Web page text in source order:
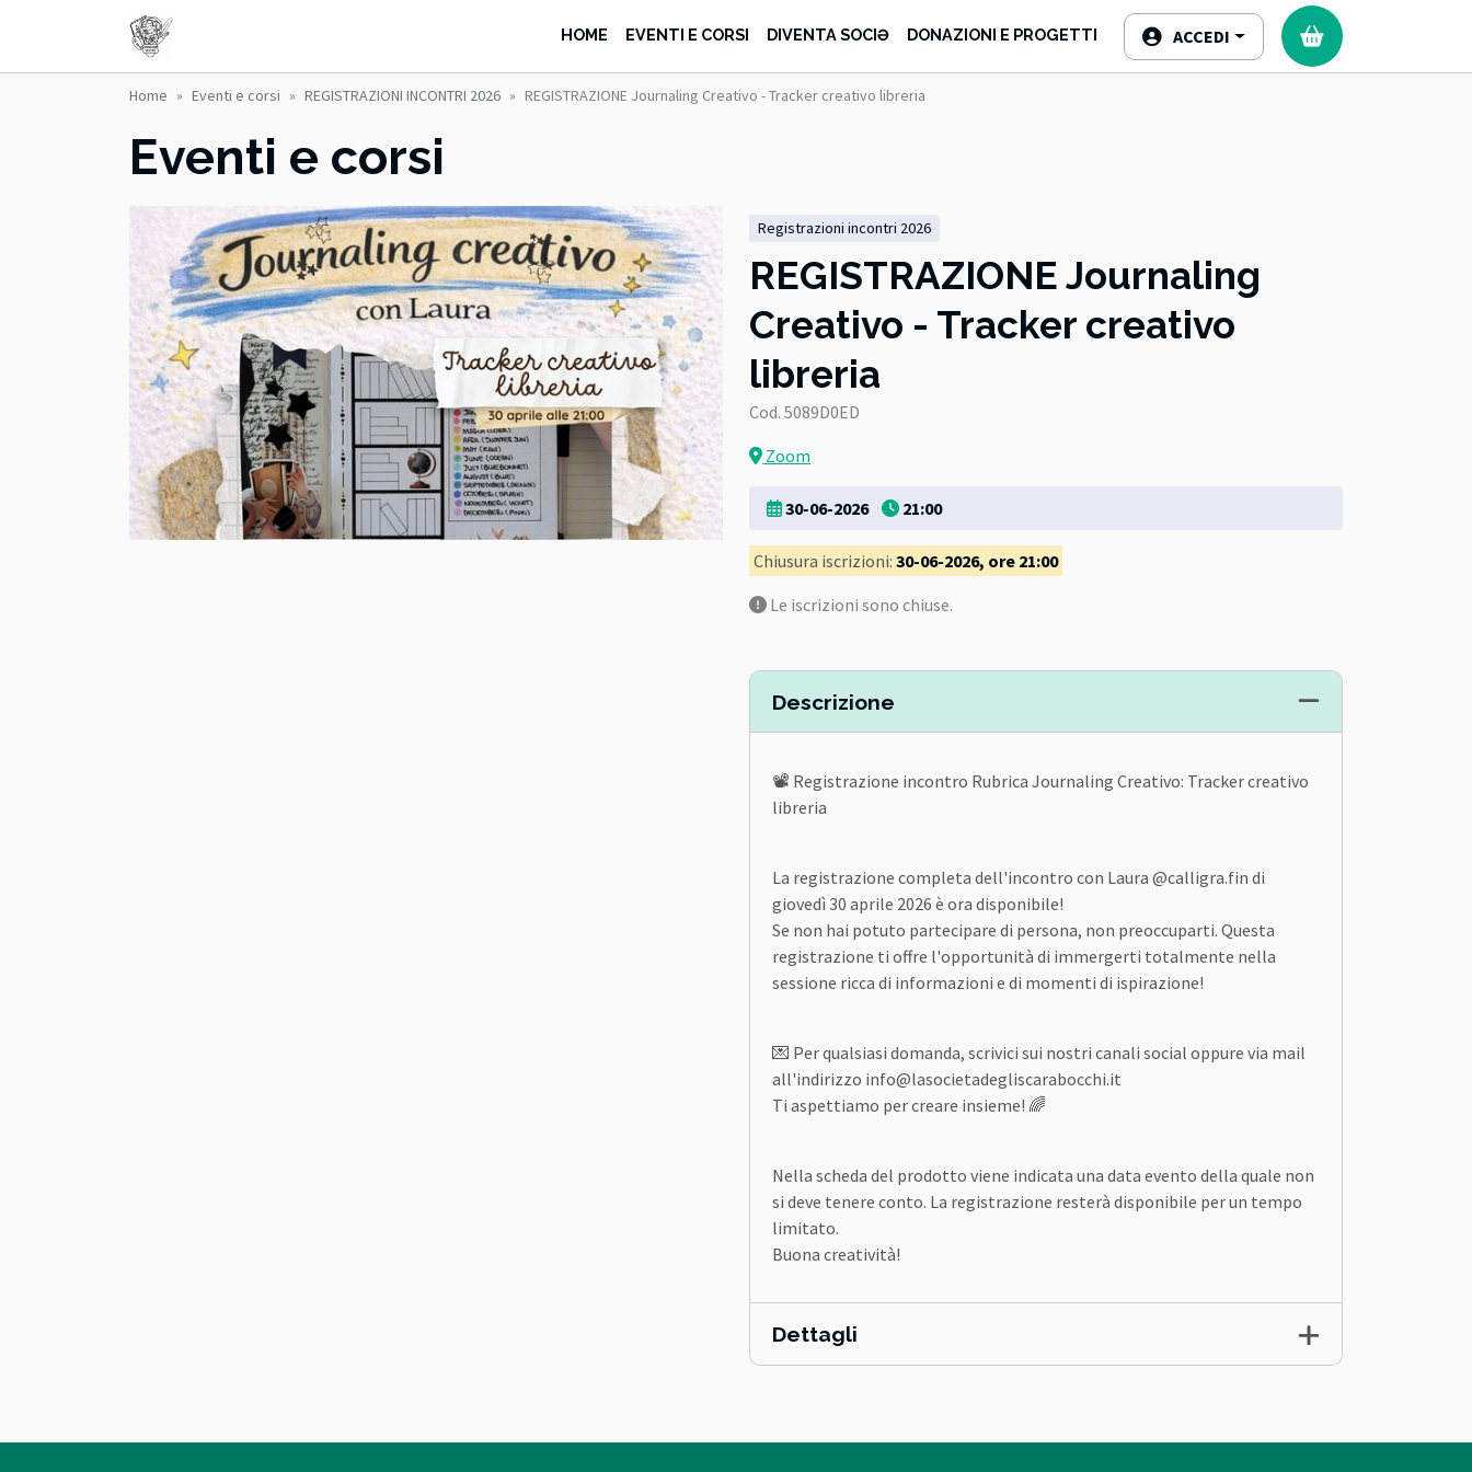
HOME EVENTI E CORSI DIVENTA SOCIƏ DONAZIONI E PROGETTI ACCEDI
Home Eventi e corsi REGISTRAZIONI INCONTRI 2026 REGISTRAZIONE Journaling Creativo - Tracker creativo libreria
Eventi e corsi
registrazioni incontri 2026
REGISTRAZIONE Journaling
Creativo - Tracker creativo
libreria
Cod. 5089D0ED
Zoom
30-06-2026 21:00
Chiusura iscrizioni: 30-06-2026, ore 21:00
Le iscrizioni sono chiuse.
Descrizione
📽️ Registrazione incontro Rubrica Journaling Creativo: Tracker creativo
libreria
La registrazione completa dell'incontro con Laura @calligra.fin di
giovedì 30 aprile 2026 è ora disponibile!
Se non hai potuto partecipare di persona, non preoccuparti. Questa
registrazione ti offre l'opportunità di immergerti totalmente nella
sessione ricca di informazioni e di momenti di ispirazione!
💌 Per qualsiasi domanda, scrivici sui nostri canali social oppure via mail
all'indirizzo info@lasocietadegliscarabocchi.it
Ti aspettiamo per creare insieme! 🌈
Nella scheda del prodotto viene indicata una data evento della quale non
si deve tenere conto. La registrazione resterà disponibile per un tempo
limitato.
Buona creatività!
Dettagli